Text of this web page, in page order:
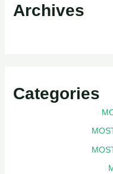
Archives
Categories